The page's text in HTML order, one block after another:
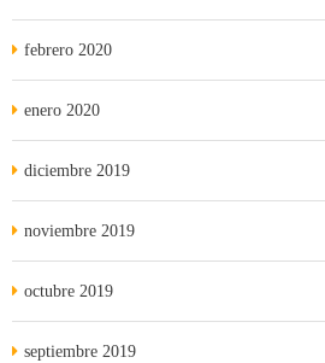
febrero 2020
enero 2020
diciembre 2019
noviembre 2019
octubre 2019
septiembre 2019